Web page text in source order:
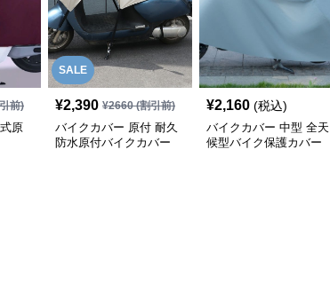
前)
原
SALE
¥2,390 ¥2660(割引前)
バイクカバー 原付 耐久
防水原付バイクカバー
¥2,160 (税込)
バイクカバー 中型 全天
候型バイク保護カバー